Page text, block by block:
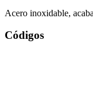
Acero inoxidable,
Códigos